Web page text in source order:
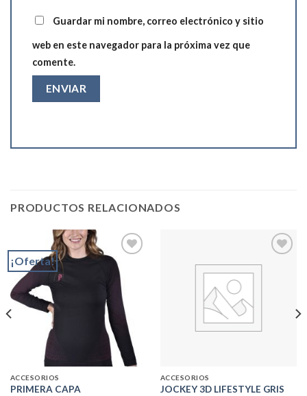
Guardar mi nombre, correo electrónico y sitio
web en este navegador para la próxima vez que
comente.
PRODUCTOS RELACIONADOS
¡Oferta!
Add to
wishlist
ACCESORIOS
PRIMERA CAPA
ACCESORIOS
JOCKEY 3D LIFESTYLE GRIS